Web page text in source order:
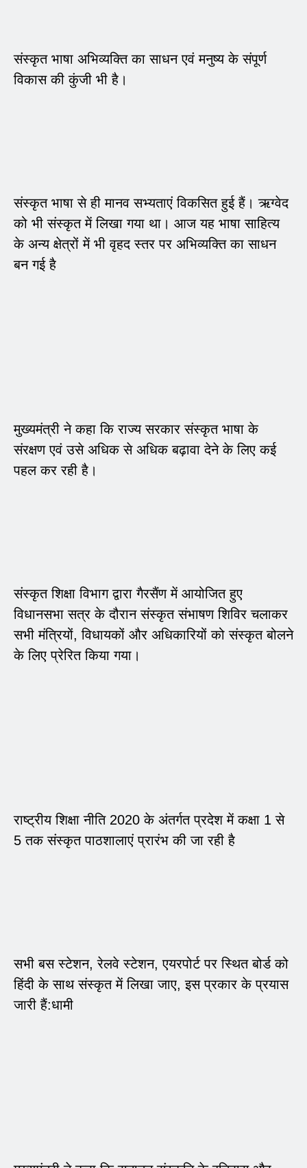
संस्कृत भाषा अभिव्यक्ति का साधन एवं मनुष्य के संपूर्ण
विकास की कुंजी भी है।
संस्कृत भाषा से ही मानव सभ्यताएं विकसित हुई हैं। ऋग्वेद
को भी संस्कृत में लिखा गया था। आज यह भाषा साहित्य
के अन्य क्षेत्रों में भी वृहद स्तर पर अभिव्यक्ति का साधन
बन गई है
मुख्यमंत्री ने कहा कि राज्य सरकार संस्कृत भाषा के
संरक्षण एवं उसे अधिक से अधिक बढ़ावा देने के लिए कई
पहल कर रही है।
संस्कृत शिक्षा विभाग द्वारा गैरसैंण में आयोजित हुए
विधानसभा सत्र के दौरान संस्कृत संभाषण शिविर चलाकर
सभी मंत्रियों, विधायकों और अधिकारियों को संस्कृत बोलने
के लिए प्रेरित किया गया।
राष्ट्रीय शिक्षा नीति 2020 के अंतर्गत प्रदेश में कक्षा 1 से
5 तक संस्कृत पाठशालाएं प्रारंभ की जा रही है
सभी बस स्टेशन, रेलवे स्टेशन, एयरपोर्ट पर स्थित बोर्ड को
हिंदी के साथ संस्कृत में लिखा जाए, इस प्रकार के प्रयास
जारी हैं:धामी